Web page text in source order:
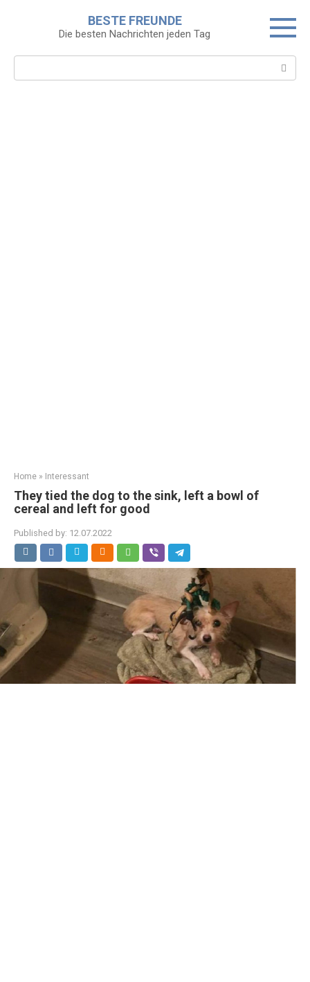
BESTE FREUNDE
Die besten Nachrichten jeden Tag
Search:
Home » Interessant
They tied the dog to the sink, left a bowl of
cereal and left for good
Published by: 12.07.2022